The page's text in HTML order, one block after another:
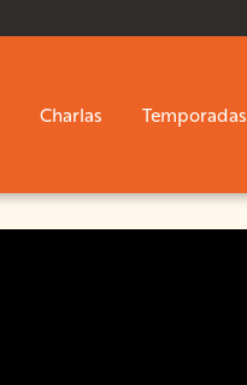
Charlas Temporadas